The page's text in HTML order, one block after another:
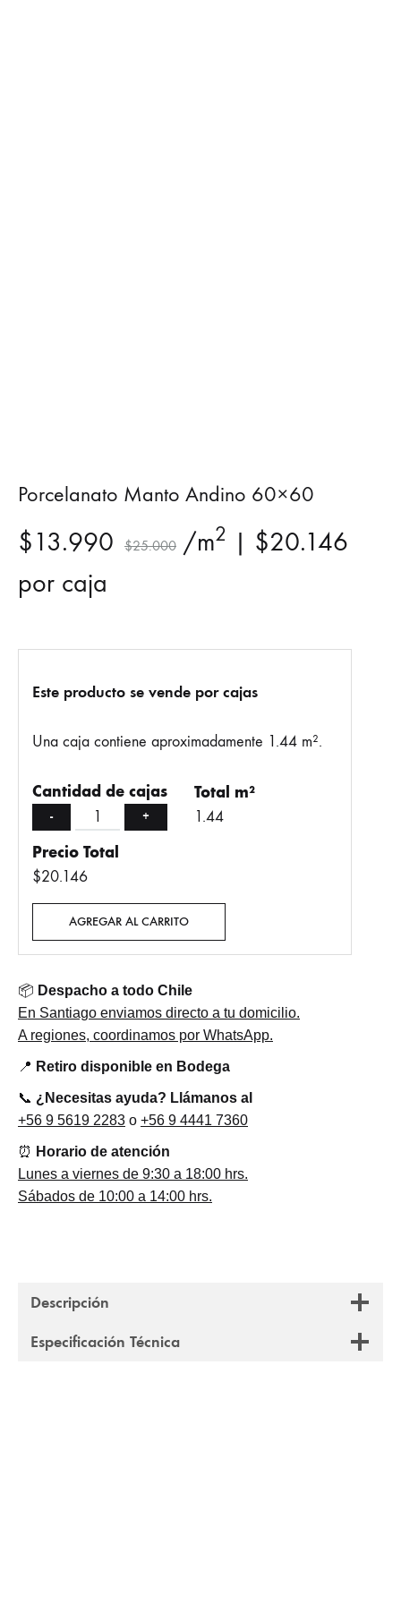
Porcelanato Manto Andino 60×60
$13.990 $25.000 /m2 | $20.146
por caja
Este producto se vende por cajas
Una caja contiene aproximadamente 1.44 m².
Cantidad de cajas
- +
Total m²
1.44
Precio Total
$20.146
AGREGAR AL CARRITO
📦 Despacho a todo Chile
En Santiago enviamos directo a tu domicilio.
A regiones, coordinamos por WhatsApp.
📍 Retiro disponible en Bodega
📞 ¿Necesitas ayuda? Llámanos al
+56 9 5619 2283 o +56 9 4441 7360
⏰ Horario de atención
Lunes a viernes de 9:30 a 18:00 hrs.
Sábados de 10:00 a 14:00 hrs.
Descripción
Especificación Técnica